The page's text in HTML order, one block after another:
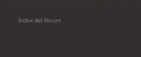
Índex del fòrum